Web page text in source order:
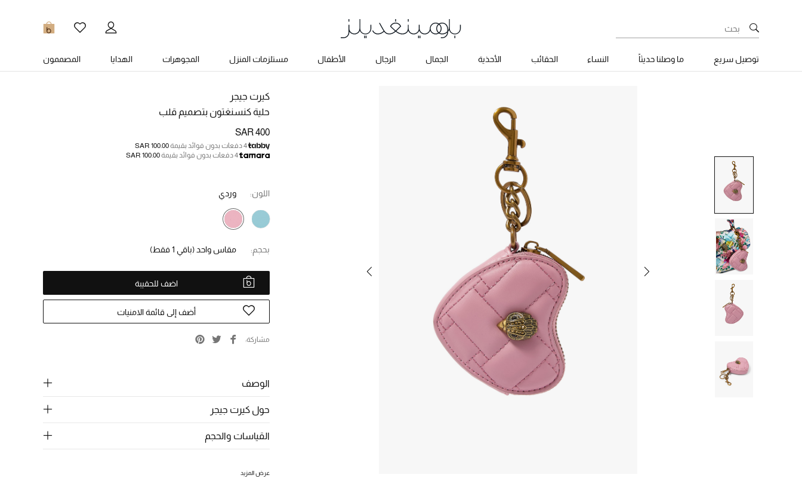
0
توصيل سريع ما وصلنا حديثاً النساء الحقائب الأحذية الجمال الرجال الأطفال مستلزمات المنزل المجوهرات الهدايا المصممون
كيرت جيجر
حلية كنسنغتون بتصميم قلب
SAR 400
4 دفعات بدون فوائد بقيمة
SAR 100.00
4 دفعات بدون فوائد بقيمة
SAR 100.00
اللون: وردي
بحجم: مقاس واحد (باقي 1 فقط)
اضف للحقيبة
أضف إلى قائمة الامنيات
مشاركة
الوصف
حول كيرت جيجر
القياسات والحجم
عرض المزيد